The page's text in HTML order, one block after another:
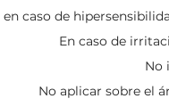
caso de
En caso de
No
No aplicar sobre el